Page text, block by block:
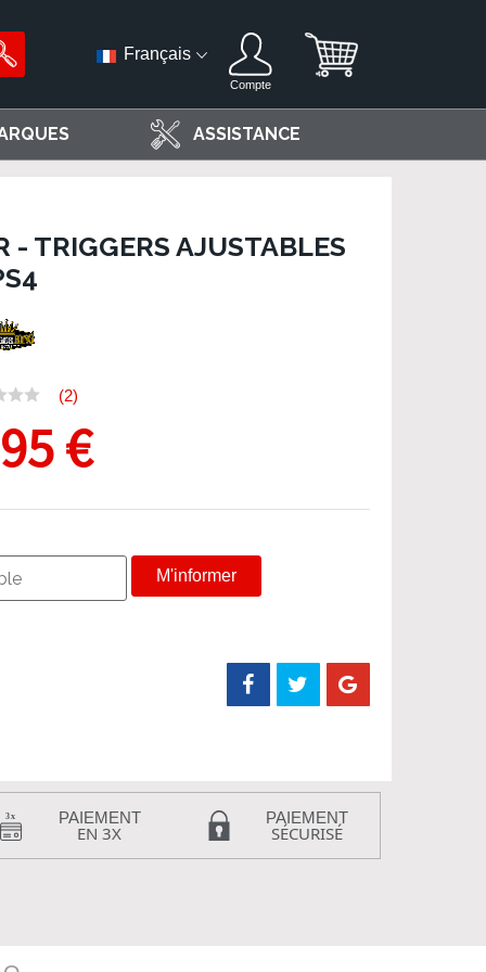
Français
Compte
ASSISTANCE
- TRIGGERS AJUSTABLES
(2)
€
M'informer
PAIEMENT
EN 3X
PAIEMENT
SÉCURISÉ